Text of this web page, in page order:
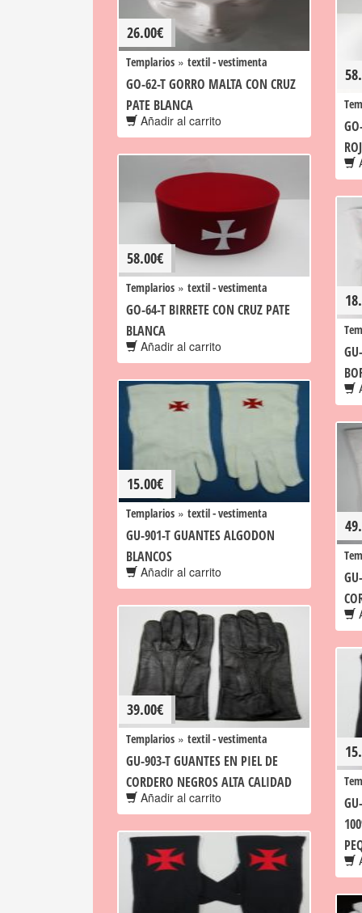
26.00€
Templarios » textil - vestimenta
GO-62-T GORRO MALTA CON CRUZ
PATE BLANCA
Añadir al carrito
58.00€
Templarios » textil - vestimenta
GO-64-T BIRRETE CON CRUZ PATE
BLANCA
Añadir al carrito
15.00€
Templarios » textil - vestimenta
GU-901-T GUANTES ALGODON
BLANCOS
Añadir al carrito
39.00€
Templarios » textil - vestimenta
GU-903-T GUANTES EN PIEL DE
CORDERO NEGROS ALTA CALIDAD
Añadir al carrito